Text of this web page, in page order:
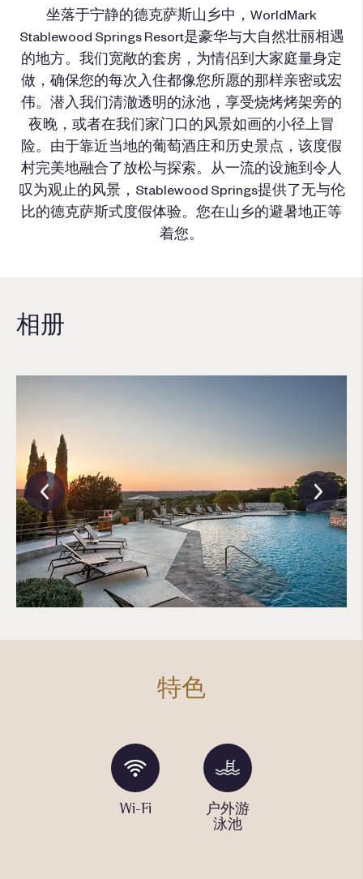
坐落于宁静的德克萨斯山乡中，WorldMark
Stablewood Springs Resort是豪华与大自然壮丽相遇
的地方。我们宽敞的套房，为情侣到大家庭量身定
做，确保您的每次入住都像您所愿的那样亲密或宏
伟。潜入我们清澈透明的泳池，享受烧烤烤架旁的
夜晚，或者在我们家门口的风景如画的小径上冒
险。由于靠近当地的葡萄酒庄和历史景点，该度假
村完美地融合了放松与探索。从一流的设施到令人
叹为观止的风景，Stablewood Springs提供了无与伦
比的德克萨斯式度假体验。您在山乡的避暑地正等
着您。
相册
特色
Wi-Fi
户外游
泳池